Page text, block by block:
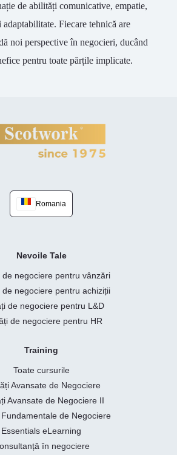
de abilități comunicative, empatie,
Fiecare tehnică are
noi perspective în negocieri, ducând
pentru toate părțile implicate.
Romania
Nevoile Tale
de negociere pentru vânzări
de negociere pentru achiziții
de negociere pentru L&D
de negociere pentru HR
Training
Toate cursurile
Avansate de Negociere
Avansate de Negociere II
de Negociere
Essentials eLearning
în negociere